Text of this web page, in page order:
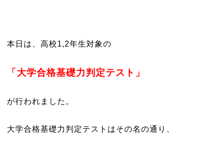
本日は、高校1,2年生対象の
「大学合格基礎力判定テスト」
が行われました。
大学合格基礎力判定テストはその名の通り、